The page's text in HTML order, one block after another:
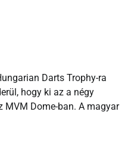
Darts Trophy-ra
hogy ki az a négy
MVM Dome-ban. A magyar